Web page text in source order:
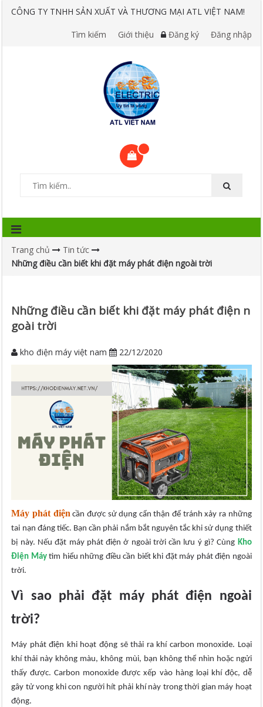
CÔNG TY TNHH SẢN XUẤT VÀ THƯƠNG MẠI ATL VIỆT NAM!
Tìm kiếm Giới thiệu Đăng ký Đăng nhập
Trang chủ
Tin tức
Những điều cần biết khi đặt máy phát điện ngoài trời
Những điều cần biết khi đặt máy phát điện n
goài trời
kho điện máy việt nam 22/12/2020
Máy phát điệncần được sử dụng cẩn thận để tránh xảy ra những
tai nạn đáng tiếc. Bạn cần phải nắm bắt nguyên tắc khi sử dụng thiết
bị này. Nếu đặt máy phát điện ở ngoài trời cần lưu ý gì? Cùng Kho
Điện Máytìm hiểu những điều cần biết khi đặt máy phát điện ngoài
trời.
Vì sao phải đặt máy phát điện ngoài
trời?
Máy phát điện khi hoạt động sẽ thải ra khí carbon monoxide. Loại
khí thải này không màu, không mùi, bạn không thể nhìn hoặc ngửi
thấy được. Carbon monoxide được xếp vào hàng loại khí độc, dễ
gây tử vong khi con người hít phải khí này trong thời gian máy hoạt
động.